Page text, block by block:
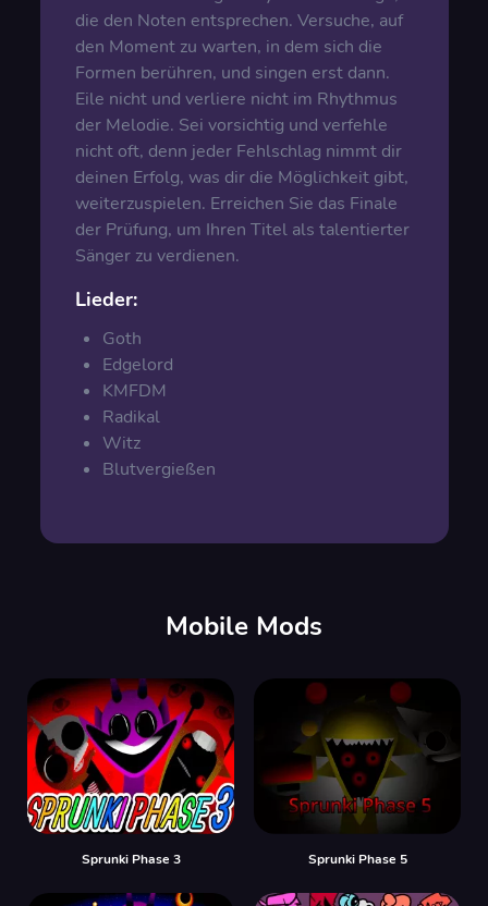
die den Noten entsprechen. Versuche, auf
den Moment zu warten, in dem sich die
Formen berühren, und singen erst dann.
Eile nicht und verliere nicht im Rhythmus
der Melodie. Sei vorsichtig und verfehle
nicht oft, denn jeder Fehlschlag nimmt dir
deinen Erfolg, was dir die Möglichkeit gibt,
weiterzuspielen. Erreichen Sie das Finale
der Prüfung, um Ihren Titel als talentierter
Sänger zu verdienen.
Lieder:
Goth
Edgelord
KMFDM
Radikal
Witz
Blutvergießen
Mobile Mods
Sprunki Phase 3 Sprunki Phase 5